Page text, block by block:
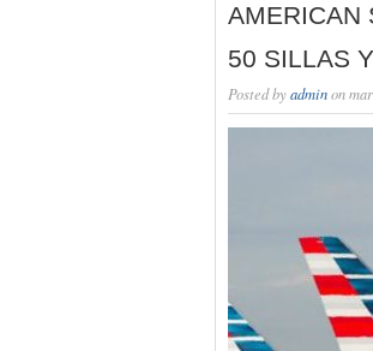
AMERICAN
50 SILLAS
Posted byadminon